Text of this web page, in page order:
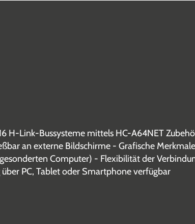
H-Link-Bussysteme mittels HC-A64NET
an externe Bildschirme - Grafische
Computer) - Flexibilität der
PC, Tablet oder Smartphone verfügbar